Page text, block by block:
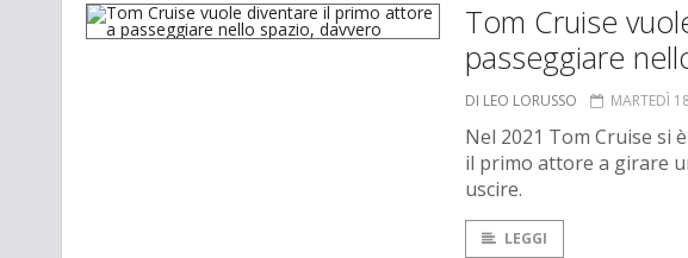
Tom Cruise
passeggiare
DI LEO LORUSSO MARTEDÌ
Nel 2021 Tom Cruise si
il primo attore a girare
uscire.
LEGGI